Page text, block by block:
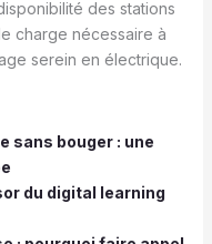
des stations
charge nécessaire à
serein en électrique.
sans bouger : une
du digital learning